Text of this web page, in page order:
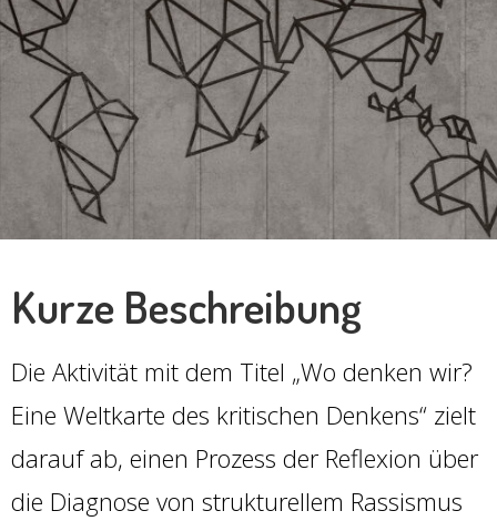
Kurze Beschreibung
Die Aktivität mit dem Titel „Wo denken wir?
Eine Weltkarte des kritischen Denkens“ zielt
darauf ab, einen Prozess der Reflexion über
die Diagnose von strukturellem Rassismus